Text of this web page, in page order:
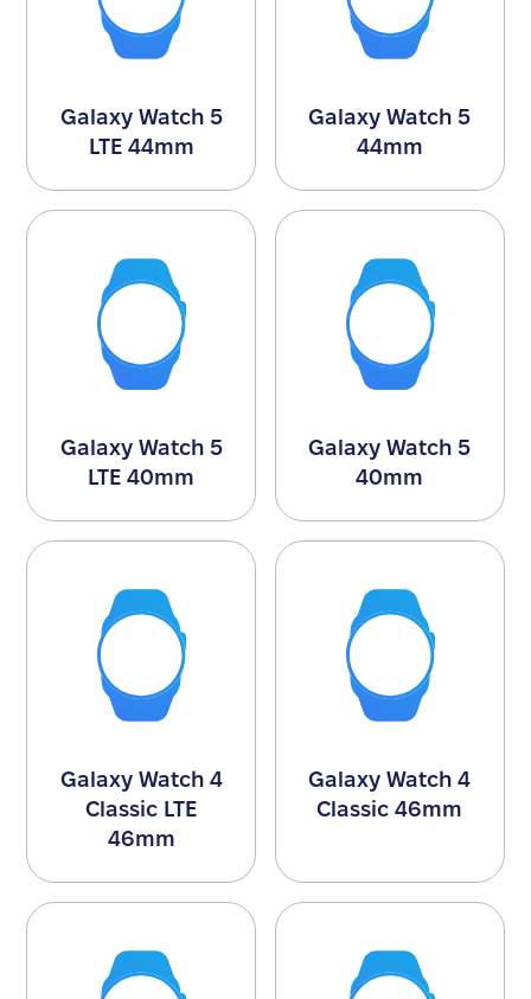
Galaxy Watch 5
LTE 44mm
Galaxy Watch 5
44mm
Galaxy Watch 5
LTE 40mm
Galaxy Watch 5
40mm
Galaxy Watch 4
Classic LTE
46mm
Galaxy Watch 4
Classic 46mm